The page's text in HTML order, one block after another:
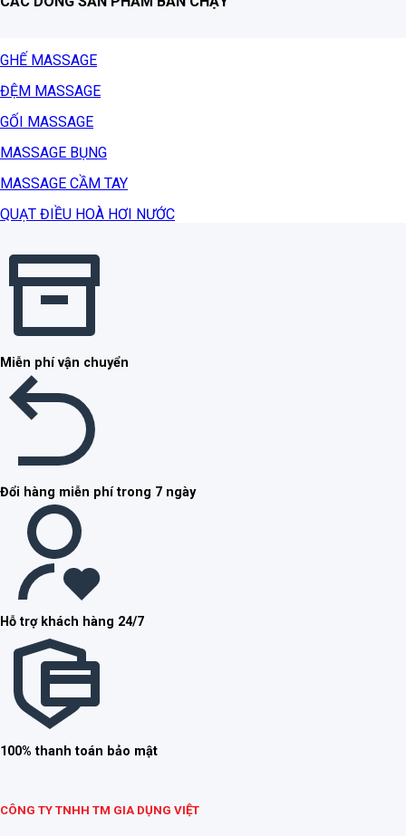
GHẾ MASSAGE
ĐỆM MASSAGE
GỐI MASSAGE
MASSAGE BỤNG
MASSAGE CẦM TAY
QUẠT ĐIỀU HOÀ HƠI NƯỚC
Miễn phí vận chuyển
Đổi hàng miễn phí trong 7 ngày
Hỗ trợ khách hàng 24/7
100% thanh toán bảo mật
CÔNG TY TNHH TM GIA DỤNG VIỆT